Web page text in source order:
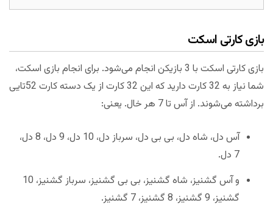
بازی کارتی اسکت
بازی کارتی اسکت با 3 بازیکن انجام می‌شود. برای انجام بازی اسکت،
شما نیاز به 32 کارت دارید که این 32 کارت از یک دسته کارت 52تایی
برداشته می‌شوند. از آس تا 7 هر خال. یعنی:
آس دل، شاه دل، بی بی دل، سرباز دل، 10 دل، 9 دل، 8 دل،
7 دل.
و آس گشنیز، شاه گشنیز، بی بی گشنیز، سرباز گشنیز، 10
گشنیز، 9 گشنیز، 8 گشنیز، 7 گشنیز.